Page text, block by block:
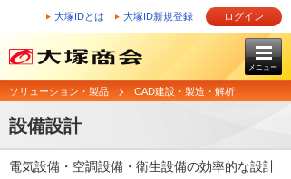
大塚IDとは 大塚ID新規登録 ログイン
メニュー
ソリューション・製品 CAD建設・製造・解析
設備設計
電気設備・空調設備・衛生設備の効率的な設計